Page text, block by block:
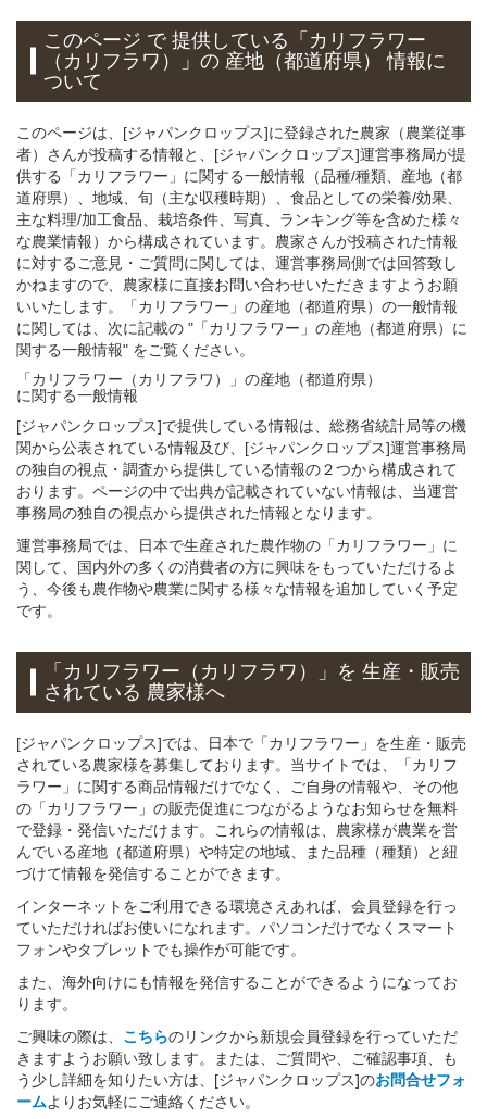
このページ で 提供している「カリフラワー
（カリフラワ）」の 産地（都道府県） 情報に
ついて
このページは、[ジャパンクロップス]に登録された農家（農業従事
者）さんが投稿する情報と、[ジャパンクロップス]運営事務局が提
供する「カリフラワー」に関する一般情報（品種/種類、産地（都
道府県）、地域、旬（主な収穫時期）、食品としての栄養/効果、
主な料理/加工食品、栽培条件、写真、ランキング等を含めた様々
な農業情報）から構成されています。農家さんが投稿された情報
に対するご意見・ご質問に関しては、運営事務局側では回答致し
かねますので、農家様に直接お問い合わせいただきますようお願
いいたします。「カリフラワー」の産地（都道府県）の一般情報
に関しては、次に記載の "「カリフラワー」の産地（都道府県）に
関する一般情報" をご覧ください。
「カリフラワー（カリフラワ）」 の産地（都道府県）
に関する一般情報
[ジャパンクロップス]で提供している情報は、総務省統計局等の機
関から公表されている情報及び、[ジャパンクロップス]運営事務局
の独自の視点・調査から提供している情報の２つから構成されて
おります。ページの中で出典が記載されていない情報は、当運営
事務局の独自の視点から提供された情報となります。
運営事務局では、日本で生産された農作物の「カリフラワー」に
関して、国内外の多くの消費者の方に興味をもっていただけるよ
う、今後も農作物や農業に関する様々な情報を追加していく予定
です。
「カリフラワー（カリフラワ）」 を 生産・販売
されている 農家様へ
[ジャパンクロップス]では、日本で「カリフラワー」を生産・販売
されている農家様を募集しております。当サイトでは、「カリフ
ラワー」に関する商品情報だけでなく、ご自身の情報や、その他
の「カリフラワー」の販売促進につながるようなお知らせを無料
で登録・発信いただけます。これらの情報は、農家様が農業を営
んでいる産地（都道府県）や特定の地域、また品種（種類）と紐
づけて情報を発信することができます。
インターネットをご利用できる環境さえあれば、会員登録を行っ
ていただければお使いになれます。パソコンだけでなくスマート
フォンやタブレットでも操作が可能です。
また、海外向けにも情報を発信することができるようになってお
ります。
ご興味の際は、 こちらのリンクから新規会員登録を行っていただ
きますようお願い致します。または、ご質問や、ご確認事項、も
う少し詳細を知りたい方は、[ジャパンクロップス]のお問合せフォ
ームよりお気軽にご連絡ください。